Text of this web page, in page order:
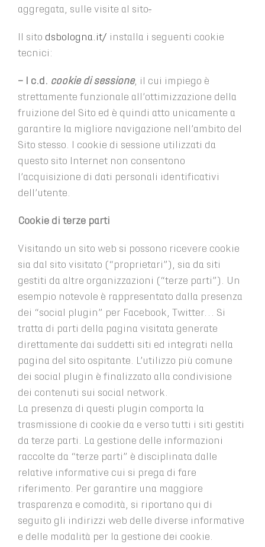
aggregata, sulle visite al sito.
Il sito dsbologna.it/ installa i seguenti cookie
tecnici:
– I c.d. cookie di sessione, il cui impiego è
strettamente funzionale all’ottimizzazione della
fruizione del Sito ed è quindi atto unicamente a
garantire la migliore navigazione nell’ambito del
Sito stesso. I cookie di sessione utilizzati da
questo sito Internet non consentono
l’acquisizione di dati personali identificativi
dell’utente.
Cookie di terze parti
Visitando un sito web si possono ricevere cookie
sia dal sito visitato (“proprietari”), sia da siti
gestiti da altre organizzazioni (“terze parti”). Un
esempio notevole è rappresentato dalla presenza
dei “social plugin” per Facebook, Twitter… Si
tratta di parti della pagina visitata generate
direttamente dai suddetti siti ed integrati nella
pagina del sito ospitante. L’utilizzo più comune
dei social plugin è finalizzato alla condivisione
dei contenuti sui social network.
La presenza di questi plugin comporta la
trasmissione di cookie da e verso tutti i siti gestiti
da terze parti. La gestione delle informazioni
raccolte da “terze parti” è disciplinata dalle
relative informative cui si prega di fare
riferimento. Per garantire una maggiore
trasparenza e comodità, si riportano qui di
seguito gli indirizzi web delle diverse informative
e delle modalità per la gestione dei cookie.